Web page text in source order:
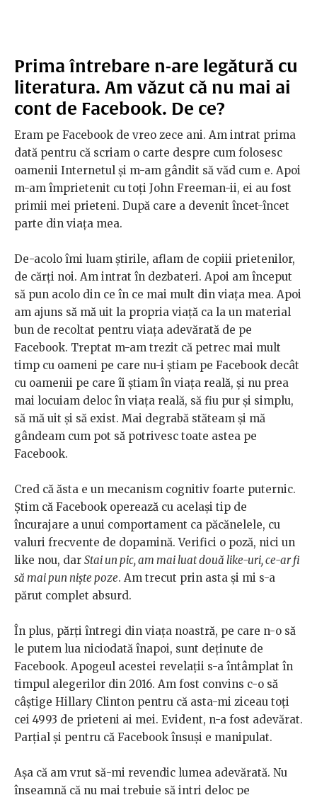
Prima întrebare n-are legătură cu
literatura. Am văzut că nu mai ai
cont de Facebook. De ce?
Eram pe Facebook de vreo zece ani. Am intrat prima
dată pentru că scriam o carte despre cum folosesc
oamenii Internetul și m-am gândit să văd cum e. Apoi
m-am împrietenit cu toți John Freeman-ii, ei au fost
primii mei prieteni. După care a devenit încet-încet
parte din viața mea.
De-acolo îmi luam știrile, aflam de copiii prietenilor,
de cărți noi. Am intrat în dezbateri. Apoi am început
să pun acolo din ce în ce mai mult din viața mea. Apoi
am ajuns să mă uit la propria viață ca la un material
bun de recoltat pentru viața adevărată de pe
Facebook. Treptat m-am trezit că petrec mai mult
timp cu oameni pe care nu-i știam pe Facebook decât
cu oamenii pe care îi știam în viața reală, și nu prea
mai locuiam deloc în viața reală, să fiu pur și simplu,
să mă uit și să exist. Mai degrabă stăteam și mă
gândeam cum pot să potrivesc toate astea pe
Facebook.
Cred că ăsta e un mecanism cognitiv foarte puternic.
Știm că Facebook operează cu același tip de
încurajare a unui comportament ca păcănelele, cu
valuri frecvente de dopamină. Verifici o poză, nici un
like nou, dar Stai un pic, am mai luat două like-uri, ce-ar fi
să mai pun niște poze. Am trecut prin asta și mi s-a
părut complet absurd.
În plus, părți întregi din viața noastră, pe care n-o să
le putem lua niciodată înapoi, sunt deținute de
Facebook. Apogeul acestei revelații s-a întâmplat în
timpul alegerilor din 2016. Am fost convins c-o să
câștige Hillary Clinton pentru că asta-mi ziceau toți
cei 4993 de prieteni ai mei. Evident, n-a fost adevărat.
Parțial și pentru că Facebook însuși e manipulat.
Așa că am vrut să-mi revendic lumea adevărată. Nu
înseamnă că nu mai trebuie să intri deloc pe